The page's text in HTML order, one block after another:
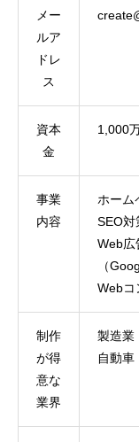
メー
ルア
ドレ
ス
資本
金
1,000
事業
内容
ホーム
SEO対
Web広
（
Webコ
制作
が得
意な
業界
製造業
自動